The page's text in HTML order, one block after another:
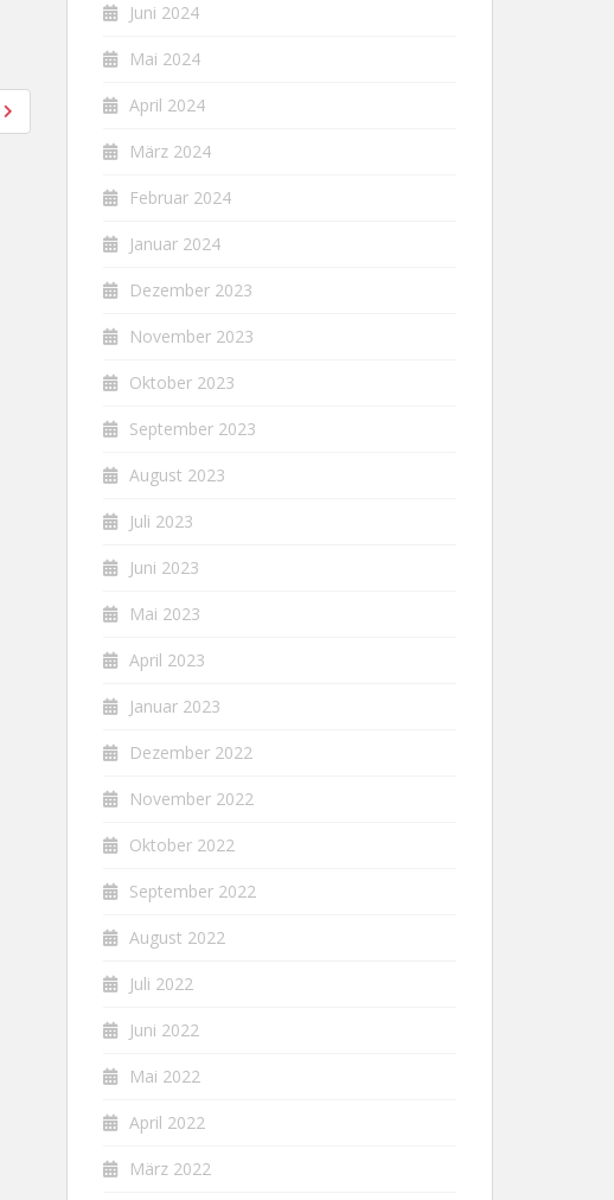
Juni 2024
Mai 2024
April 2024
März 2024
Februar 2024
Januar 2024
Dezember 2023
November 2023
Oktober 2023
September 2023
August 2023
Juli 2023
Juni 2023
Mai 2023
April 2023
Januar 2023
Dezember 2022
November 2022
Oktober 2022
September 2022
August 2022
Juli 2022
Juni 2022
Mai 2022
April 2022
März 2022